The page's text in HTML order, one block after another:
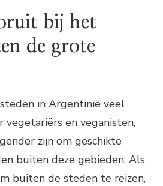
bij het
de grote
in Argentinië veel
vegetariërs en veganisten,
zijn om geschikte
buiten deze gebieden. Als
buiten de steden te reizen,